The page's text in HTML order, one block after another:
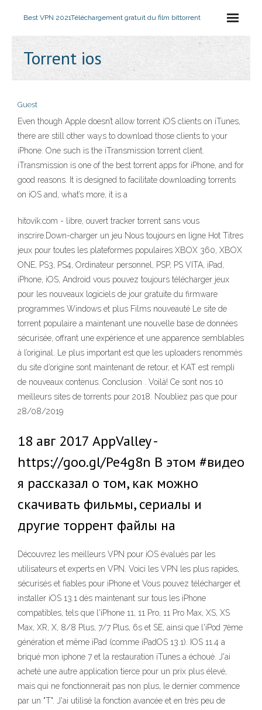
Best VPN 2021Téléchargement gratuit du film bittorrent
Torrent ios
Guest
Even though Apple doesn’t allow torrent iOS clients on iTunes,
there are still other ways to download those clients to your
iPhone. One such is the iTransmission torrent client.
iTransmission is one of the best torrent apps for iPhone, and for
good reasons. It is designed to facilitate downloading torrents
on iOS and, what’s more, it is a
hitovik.com - libre, ouvert tracker torrent sans vous
inscrire.Down-charger un jeu Nous toujours en ligne Hot Titres
jeux pour toutes les plateformes populaires XBOX 360, XBOX
ONE, PS3, PS4, Ordinateur personnel, PSP, PS VITA, iPad,
iPhone, iOS, Android vous pouvez toujours télécharger jeux
pour les nouveaux logiciels de jour gratuite du firmware
programmes Windows et plus Films nouveauté Le site de
torrent populaire a maintenant une nouvelle base de données
sécurisée, offrant une expérience et une apparence semblables
à l’original. Le plus important est que les uploaders renommés
du site d’origine sont maintenant de retour, et KAT est rempli
de nouveaux contenus. Conclusion . Voilà! Ce sont nos 10
meilleurs sites de torrents pour 2018. N’oubliez pas que pour
28/08/2019
18 авг 2017 AppValley -
https://goo.gl/Pe4g8n В этом #видео
я рассказал о том, как можно
скачивать фильмы, сериалы и
другие торрент файлы на
Découvrez les meilleurs VPN pour iOS évalués par les
utilisateurs et experts en VPN. Voici les VPN les plus rapides,
sécurisés et fiables pour iPhone et Vous pouvez télécharger et
installer iOS 13.1 dès maintenant sur tous les iPhone
compatibles, tels que l'iPhone 11, 11 Pro, 11 Pro Max, XS, XS
Max, XR, X, 8/8 Plus, 7/7 Plus, 6s et SE, ainsi que l'iPod 7ème
génération et même iPad (comme iPadOS 13.1). IOS 11.4 a
briqué mon iphone 7 et la restauration iTunes a échoué. J'ai
acheté une autre application tierce pour un prix plus élevé,
mais qui ne fonctionnerait pas non plus, le dernier commence
par un "T". J'ai utilisé la fonction avancée et en très peu de